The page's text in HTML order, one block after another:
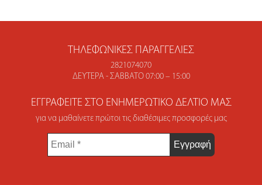
ΤΗΛΕΦΩΝΙΚΈΣ ΠΑΡΑΓΓΕΛΊΕΣ
2821074070
ΔΕΥΤΈΡΑ - ΣΆΒΒΑΤΟ 07:00 – 15:00
ΕΓΓΡΑΦΕΊΤΕ ΣΤΟ ΕΝΗΜΕΡΩΤΙΚΌ ΔΕΛΤΊΟ ΜΑΣ
για να μαθαίνετε πρώτοι τις διαθέσιμες προσφορές μας
Email